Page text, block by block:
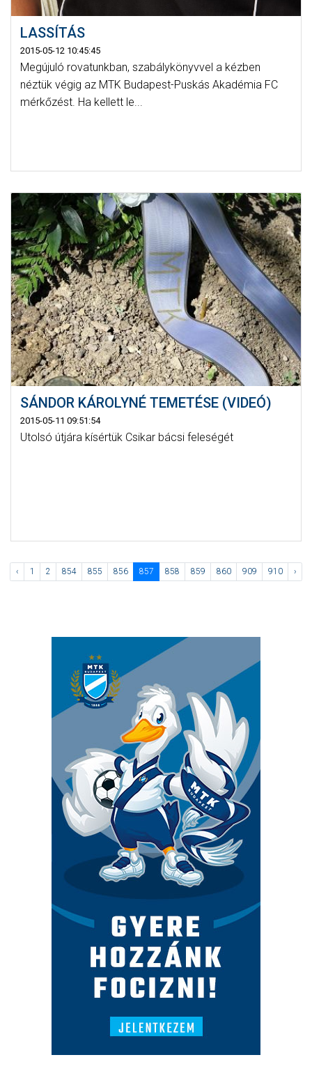
LASSÍTÁS
2015-05-12 10:45:45
Megújuló rovatunkban, szabálykönyvvel a kézben
néztük végig az MTK Budapest-Puskás Akadémia FC
mérkőzést. Ha kellett le...
SÁNDOR KÁROLYNÉ TEMETÉSE (VIDEÓ)
2015-05-11 09:51:54
Utolsó útjára kísértük Csikar bácsi feleségét
‹ 1 2 854 855 856 857 858 859 860 909 910 ›